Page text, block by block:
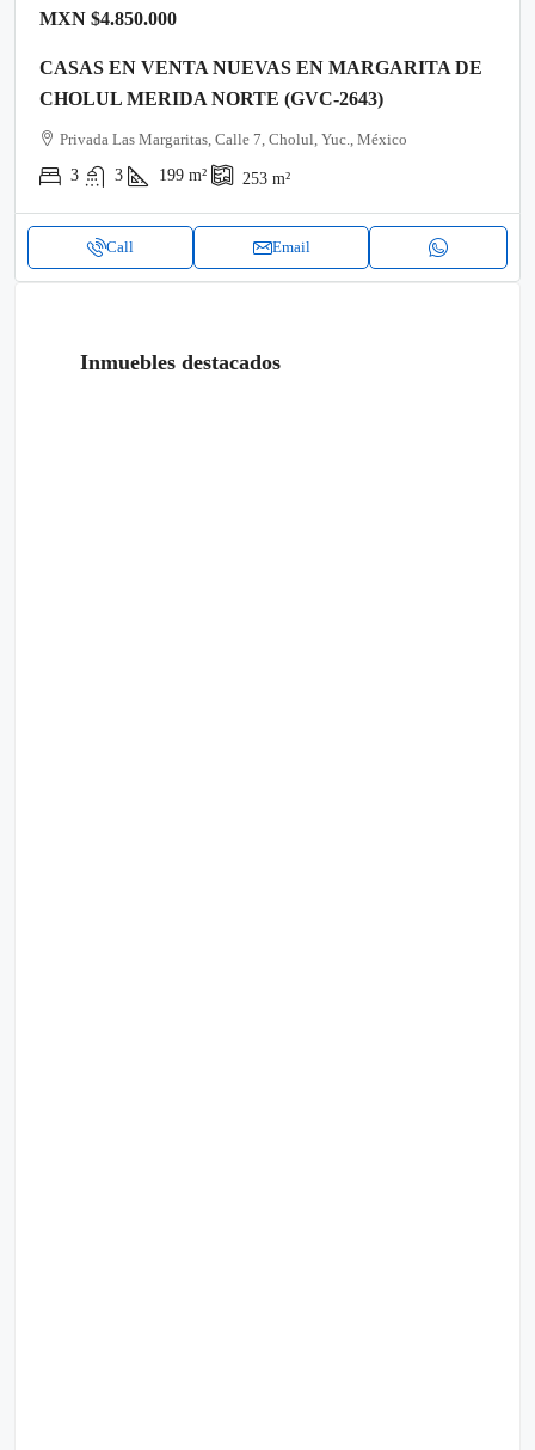
MXN $4.850.000
CASAS EN VENTA NUEVAS EN MARGARITA DE
CHOLUL MERIDA NORTE (GVC-2643)
Privada Las Margaritas, Calle 7, Cholul, Yuc., México
3 3 199 m² 253 m²
Call Email
Inmuebles destacados